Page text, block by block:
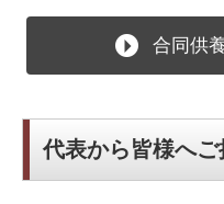
合同供
代表から皆様へご